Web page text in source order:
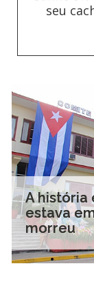
seu
A história
estava
morreu